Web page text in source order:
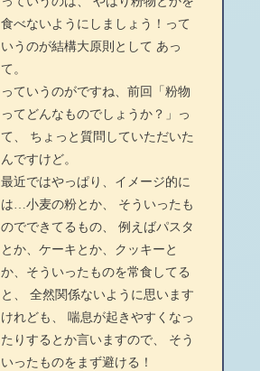
食べないようにしましょう！って
いうのが結構大原則として あっ
て。
っていうのがですね、前回「粉物
ってどんなものでしょうか？」っ
て、 ちょっと質問していただいた
んですけど。
最近ではやっぱり、イメージ的に
は…小麦の粉とか、 そういったも
のでできてるもの、 例えばパスタ
とか、ケーキとか、クッキーと
か、そういったものを常食してる
と、 全然関係ないように思います
けれども、 喘息が起きやすくなっ
たりするとか言いますので、 そう
いったものをまず避ける！